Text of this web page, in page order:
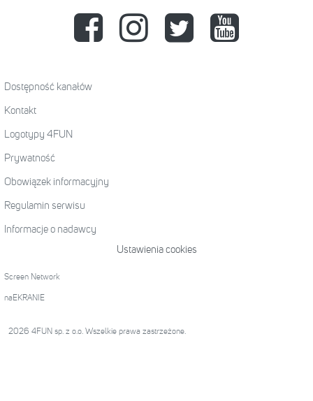
Dostępność kanałów
Kontakt
Logotypy 4FUN
Prywatność
Obowiązek informacyjny
Regulamin serwisu
Informacje o nadawcy
Ustawienia cookies
Screen Network
naEKRANIE
2026 4FUN sp. z o.o. Wszelkie prawa zastrzeżone.